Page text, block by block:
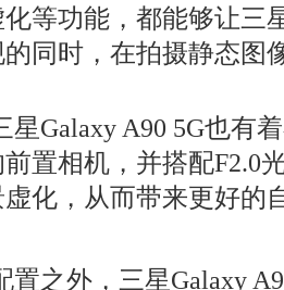
等功能，都能够让三
同时，在拍摄静态图
星Galaxy A90 5G也有
置相机，并搭配F2.0
化，从而带来更好的
置之外，三星Galaxy